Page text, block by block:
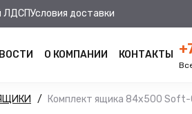
ЛДСПУсловия доставки
О КОМПАНИИ КОНТАКТЫ
Комплект ящика 84х500 Soft-